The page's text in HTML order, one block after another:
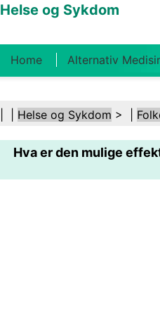
Helse og Sykdom
Home Alternativ
Kosthold Og Ernæring
Helsebransjen Psykisk
Sikkerhet Kirurgi Og
Helse og Sykdom > |
Hva er den mulige